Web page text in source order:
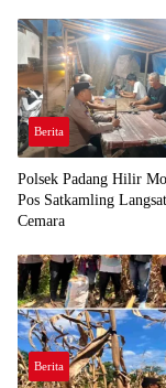
Berita
Polsek Padang Hilir
Pos Satkamling
Cemara
Berita